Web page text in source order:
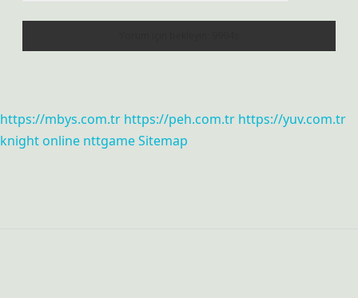
https://mbys.com.tr https://peh.com.tr https://yuv.com.tr
knight online nttgameSitemap